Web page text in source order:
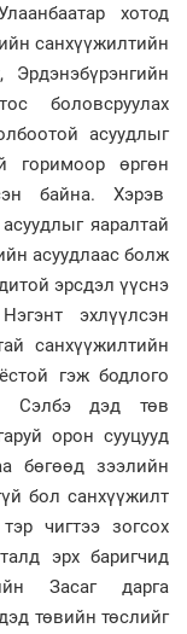
хотод
санхүүжилтийн
боловсруулах
асуудлыг
горимоор өргөн
байна. Хэрэв
яаралтай
асуудлаас болж
эрсдэл үүснэ
эхлүүлсэн
санхүүжилтийн
гэж бодлого
Сэлбэ дэд төв
орон сууцууд
бөгөөд зээлийн
бол санхүүжилт
чигтээ зогсох
эрх баригчид
Засаг дарга
төвийн төслийг